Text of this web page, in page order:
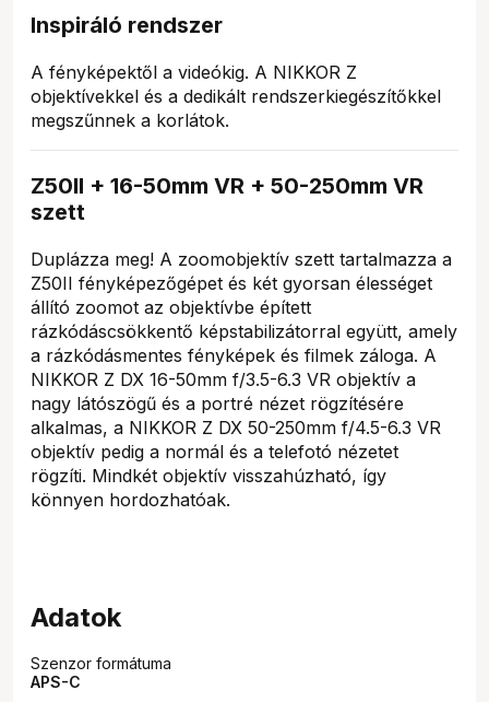
Inspiráló rendszer
A fényképektől a videókig. A NIKKOR Z
objektívekkel és a dedikált rendszerkiegészítőkkel
megszűnnek a korlátok.
Z50II + 16-50mm VR + 50-250mm VR
szett
Duplázza meg! A zoomobjektív szett tartalmazza a
Z50II fényképezőgépet és két gyorsan élességet
állító zoomot az objektívbe épített
rázkódáscsökkentő képstabilizátorral együtt, amely
a rázkódásmentes fényképek és filmek záloga. A
NIKKOR Z DX 16-50mm f/3.5-6.3 VR objektív a
nagy látószögű és a portré nézet rögzítésére
alkalmas, a NIKKOR Z DX 50-250mm f/4.5-6.3 VR
objektív pedig a normál és a telefotó nézetet
rögzíti. Mindkét objektív visszahúzható, így
könnyen hordozhatóak.
Adatok
Szenzor formátuma
APS-C